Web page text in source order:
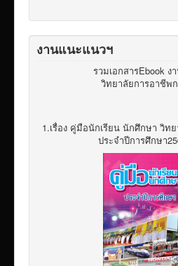
งานแนะแนวฯ
รวมเอกสารEbook ง
วิทยาลัยการอาชีพ
1.เรื่อง คู่มือนักเรียน นักศึกษา วิ
ประจำปีการศึกษา